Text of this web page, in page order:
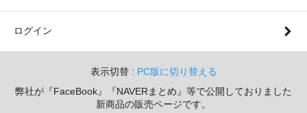
ログイン
表示切替 : PC版に切り替える
弊社が『FaceBook』『NAVERまとめ』等で公開しておりました
新商品の販売ページです。